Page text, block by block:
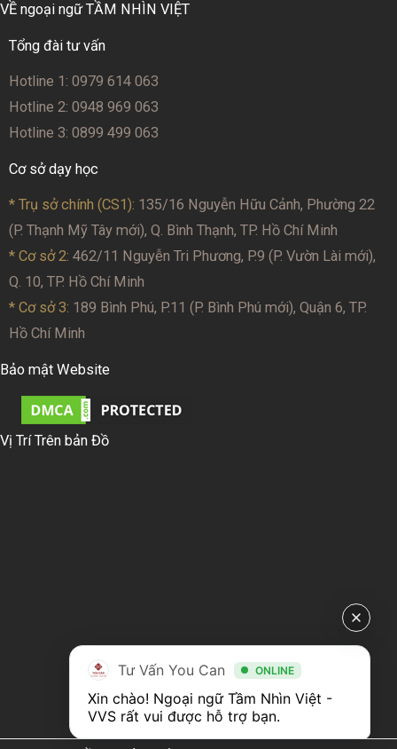
VỀ ngoại ngữ TẦM NHÌN VIỆT
Tổng đài tư vấn
Hotline 1: 0979 614 063
Hotline 2: 0948 969 063
Hotline 3: 0899 499 063
Cơ sở dạy học
* Trụ sở chính (CS1): 135/16 Nguyễn Hữu Cảnh, Phường 22
(P. Thạnh Mỹ Tây mới), Q. Bình Thạnh, TP. Hồ Chí Minh
* Cơ sở 2: 462/11 Nguyễn Tri Phương, P.9 (P. Vườn Lài mới),
Q. 10, TP. Hồ Chí Minh
* Cơ sở 3: 189 Bình Phú, P.11 (P. Bình Phú mới), Quận 6, TP.
Hồ Chí Minh
Bảo mật Website
Vị Trí Trên bản Đồ
Tư Vấn You Can ONLINE
Xin chào! Ngoại ngữ Tầm Nhìn Việt -
VVS rất vui được hỗ trợ bạn.